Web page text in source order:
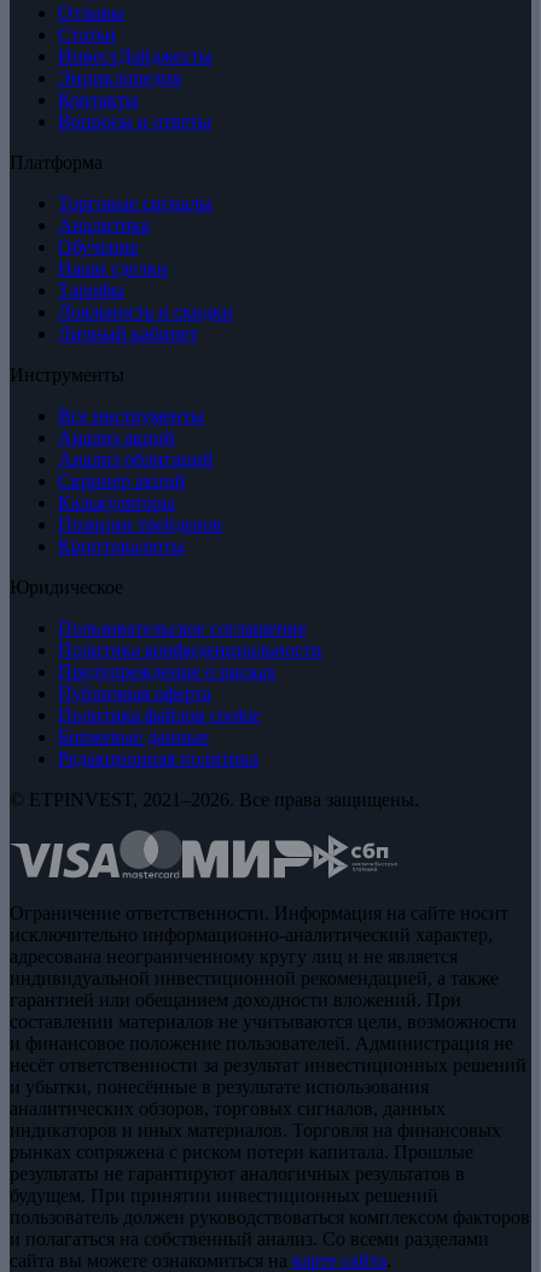
Отзывы
Статьи
ИнвестДайджесты
Энциклопедия
Контакты
Вопросы и ответы
Платформа
Торговые сигналы
Аналитика
Обучение
Наши сделки
Тарифы
Лояльность и скидки
Личный кабинет
Инструменты
Все инструменты
Анализ акций
Анализ облигаций
Скринер акций
Калькуляторы
Позиции трейдеров
Криптовалюты
Юридическое
Пользовательское соглашение
Политика конфиденциальности
Предупреждение о рисках
Публичная оферта
Политика файлов cookie
Биржевые данные
Редакционная политика
© ETPINVEST, 2021–2026. Все права защищены.
Ограничение ответственности. Информация на сайте носит
исключительно информационно-аналитический характер,
адресована неограниченному кругу лиц и не является
индивидуальной инвестиционной рекомендацией, а также
гарантией или обещанием доходности вложений. При
составлении материалов не учитываются цели, возможности
и финансовое положение пользователей. Администрация не
несёт ответственности за результат инвестиционных решений
и убытки, понесённые в результате использования
аналитических обзоров, торговых сигналов, данных
индикаторов и иных материалов. Торговля на финансовых
рынках сопряжена с риском потери капитала. Прошлые
результаты не гарантируют аналогичных результатов в
будущем. При принятии инвестиционных решений
пользователь должен руководствоваться комплексом факторов
и полагаться на собственный анализ. Со всеми разделами
сайта вы можете ознакомиться на карте сайта.